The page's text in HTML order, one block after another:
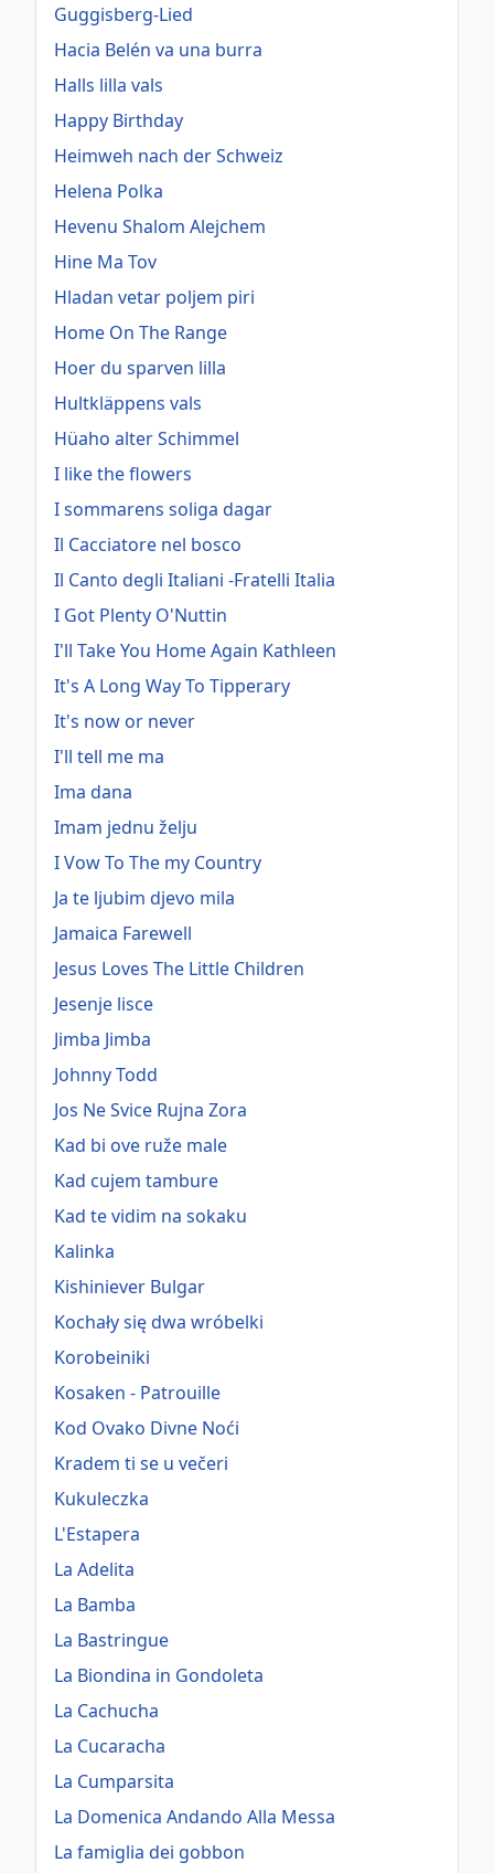
Guggisberg-Lied
Hacia Belén va una burra
Halls lilla vals
Happy Birthday
Heimweh nach der Schweiz
Helena Polka
Hevenu Shalom Alejchem
Hine Ma Tov
Hladan vetar poljem piri
Home On The Range
Hoer du sparven lilla
Hultkläppens vals
Hüaho alter Schimmel
I like the flowers
I sommarens soliga dagar
Il Cacciatore nel bosco
Il Canto degli Italiani -Fratelli Italia
I Got Plenty O'Nuttin
I'll Take You Home Again Kathleen
It's A Long Way To Tipperary
It's now or never
I'll tell me ma
Ima dana
Imam jednu želju
I Vow To The my Country
Ja te ljubim djevo mila
Jamaica Farewell
Jesus Loves The Little Children
Jesenje lisce
Jimba Jimba
Johnny Todd
Jos Ne Svice Rujna Zora
Kad bi ove ruže male
Kad cujem tambure
Kad te vidim na sokaku
Kalinka
Kishiniever Bulgar
Kochały się dwa wróbelki
Korobeiniki
Kosaken - Patrouille
Kod Ovako Divne Noći
Kradem ti se u večeri
Kukuleczka
L'Estapera
La Adelita
La Bamba
La Bastringue
La Biondina in Gondoleta
La Cachucha
La Cucaracha
La Cumparsita
La Domenica Andando Alla Messa
La famiglia dei gobbon